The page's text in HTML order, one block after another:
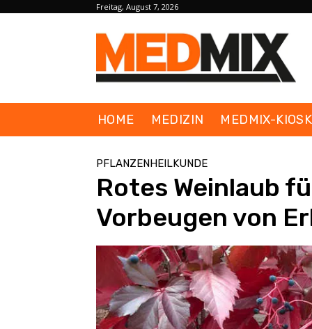
Freitag, August 7, 2026
HOME MEDIZIN MEDMIX-KIOSK
PFLANZENHEILKUNDE
Rotes Weinlaub
Vorbeugen von